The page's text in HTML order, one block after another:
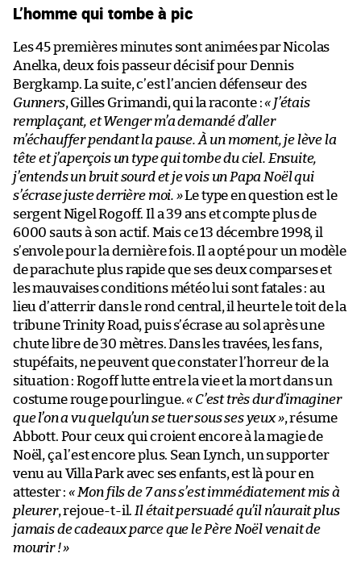
L’homme qui tombe à pic
Les 45 premières minutes sont animées par Nicolas
Anelka, deux fois passeur décisif pour Dennis
Bergkamp. La suite, c’est l’ancien défenseur des
Gunners, Gilles Grimandi, qui la raconte :« J’étais
remplaçant, et Wenger m’a demandé d’aller
m’échauffer pendant la pause. À un moment, je lève la
tête et j’aperçois un type qui tombe du ciel. Ensuite,
j’entends un bruit sourd et je vois un Papa Noël qui
s’écrase juste derrière moi. »Le type en question est le
sergent Nigel Rogoff. Il a 39 ans et compte plus de
6000 sauts à son actif. Mais ce 13 décembre 1998, il
s’envole pour la dernière fois. Il a opté pour un modèle
de parachute plus rapide que ses deux comparses et
les mauvaises conditions météo lui sont fatales : au
lieu d’atterrir dans le rond central, il heurte le toit de la
tribune Trinity Road, puis s’écrase au sol après une
chute libre de 30 mètres. Dans les travées, les fans,
stupéfaits, ne peuvent que constater l’horreur de la
situation : Rogoff lutte entre la vie et la mort dans un
costume rouge pourlingue.« C’est très dur d’imaginer
que l’on a vu quelqu’un se tuer sous ses yeux », résume
Abbott. Pour ceux qui croient encore à la magie de
Noël, ça l’est encore plus. Sean Lynch, un supporter
venu au Villa Park avec ses enfants, est là pour en
attester :« Mon fils de 7 ans s’est immédiatement mis à
pleurer, rejoue-t-il. Il était persuadé qu’il n’aurait plus
jamais de cadeaux parce que le Père Noël venait de
mourir ! »